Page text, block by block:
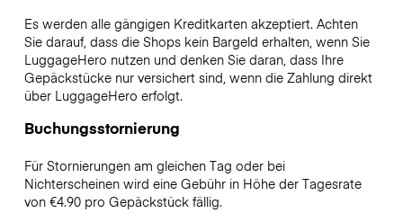
Es werden alle gängigen Kreditkarten akzeptiert. Achten
Sie darauf, dass die Shops kein Bargeld erhalten, wenn Sie
LuggageHero nutzen und denken Sie daran, dass Ihre
Gepäckstücke nur versichert sind, wenn die Zahlung direkt
über LuggageHero erfolgt.
Buchungsstornierung
Für Stornierungen am gleichen Tag oder bei
Nichterscheinen wird eine Gebühr in Höhe der Tagesrate
von €4.90 pro Gepäckstück fällig.